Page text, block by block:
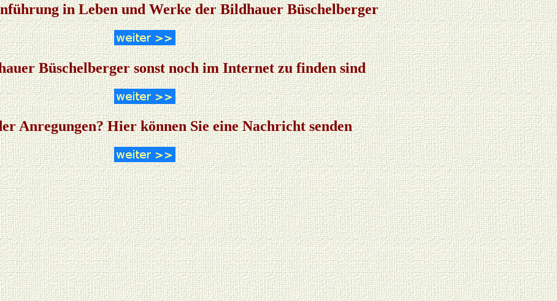
in Leben und Werke der Bildhauer Büschelberger
Büschelberger sonst noch im Internet zu finden sind
Anregungen? Hier können Sie eine Nachricht senden